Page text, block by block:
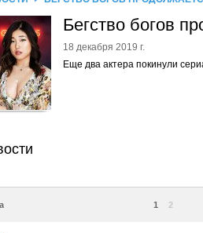
Бегство богов
18 декабря 2019 г.
Еще два актера покинули
1 2